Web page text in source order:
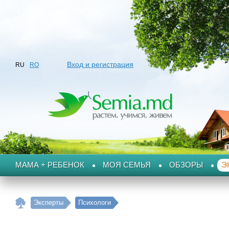
RU RO Вход и регистрация
МАМА + РЕБЕНОК МОЯ СЕМЬЯ ОБЗОРЫ
Эксперты Психологи